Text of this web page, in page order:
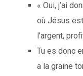
« Oui, j’ai
où Jésus
l’argent,
Tu es donc
a la graine